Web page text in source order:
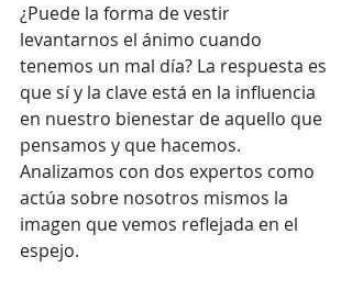
¿Puede la forma de vestir
levantarnos el ánimo cuando
tenemos un mal día? La respuesta es
que sí y la clave está en la influencia
en nuestro bienestar de aquello que
pensamos y que hacemos.
Analizamos con dos expertos como
actúa sobre nosotros mismos la
imagen que vemos reflejada en el
espejo.